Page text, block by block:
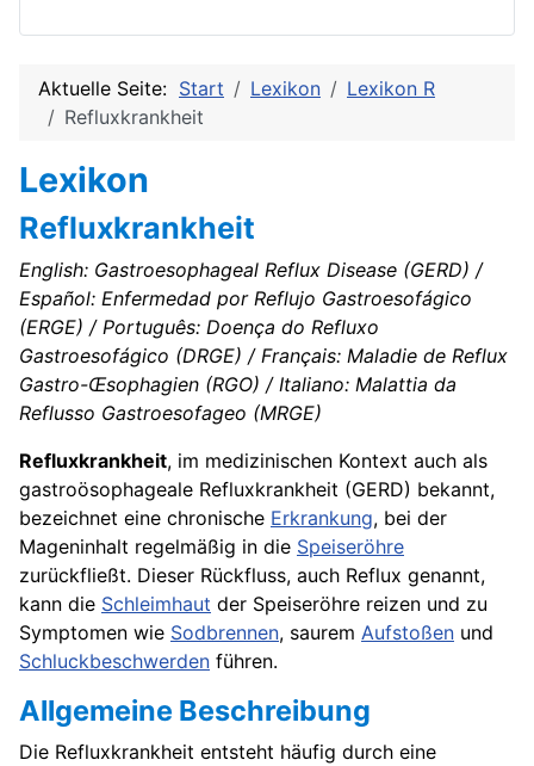
Aktuelle Seite: Start Lexikon
Lexikon R
Refluxkrankheit
Lexikon
Refluxkrankheit
English: Gastroesophageal Reflux Disease (GERD) /
Español: Enfermedad por Reflujo Gastroesofágico
(ERGE) / Português: Doença do Refluxo
Gastroesofágico (DRGE) / Français: Maladie de Reflux
Gastro-Œsophagien (RGO) / Italiano: Malattia da
Reflusso Gastroesofageo (MRGE)
Refluxkrankheit, im medizinischen Kontext auch als
gastroösophageale Refluxkrankheit (GERD) bekannt,
bezeichnet eine chronische Erkrankung, bei der
Mageninhalt regelmäßig in die Speiseröhre
zurückfließt. Dieser Rückfluss, auch Reflux genannt,
kann die Schleimhaut der Speiseröhre reizen und zu
Symptomen wie Sodbrennen, saurem Aufstoßen und
Schluckbeschwerden führen.
Allgemeine Beschreibung
Die Refluxkrankheit entsteht häufig durch eine